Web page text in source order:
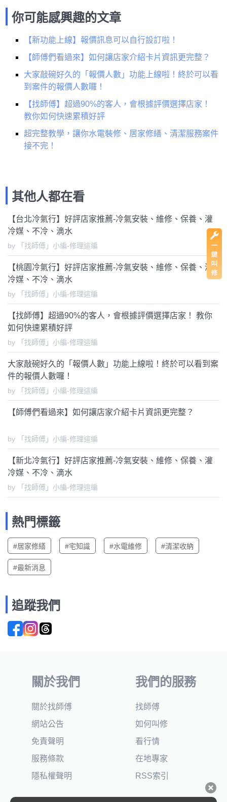
你可能感興趣的文章
【新功能上線】報價訊息可以自行設訂啦！
【師傅們看過來】如何讓店家介紹卡片資訊更完整？
大家敲碗好久的「報價人數」功能上線啦！終於可以看
到案件的報價人數囉！
【找師傅】超過90%的客人，會根據評價選擇店家！
教你如何快速累積好評
超完整教學，讓你水電裝修、居家修繕、清潔服務案件
接不完！
其他人都在看
【台北冷氣行】好評店家推薦-冷氣安裝、維修、保養、灌
冷媒、不冷、滴水
by 「找師傅」小編-修理這編
【桃園冷氣行】好評店家推薦-冷氣安裝、維修、保養、灌
冷媒、不冷、滴水
by 「找師傅」小編-修理這編
【找師傅】超過90%的客人，會根據評價選擇店家！ 教你
如何快速累積好評
by 「找師傅」小編-修理這編
大家敲碗好久的「報價人數」功能上線啦！終於可以看到案
件的報價人數囉！
by 「找師傅」小編-修理這編
【師傅們看過來】如何讓店家介紹卡片資訊更完整？
by 「找師傅」小編-修理這編
【新北冷氣行】好評店家推薦-冷氣安裝、維修、保養、灌
冷媒、不冷、滴水
by 「找師傅」小編-修理這編
熱門標籤
#居家修繕 #宅知識 #水電維修 #清潔收納
#最新消息
追蹤我們
關於我們
關於找師傅
網站公告
免責聲明
服務條款
隱私權聲明
我們的服務
找師傅
如何叫修
看行情
在地專家
RSS索引